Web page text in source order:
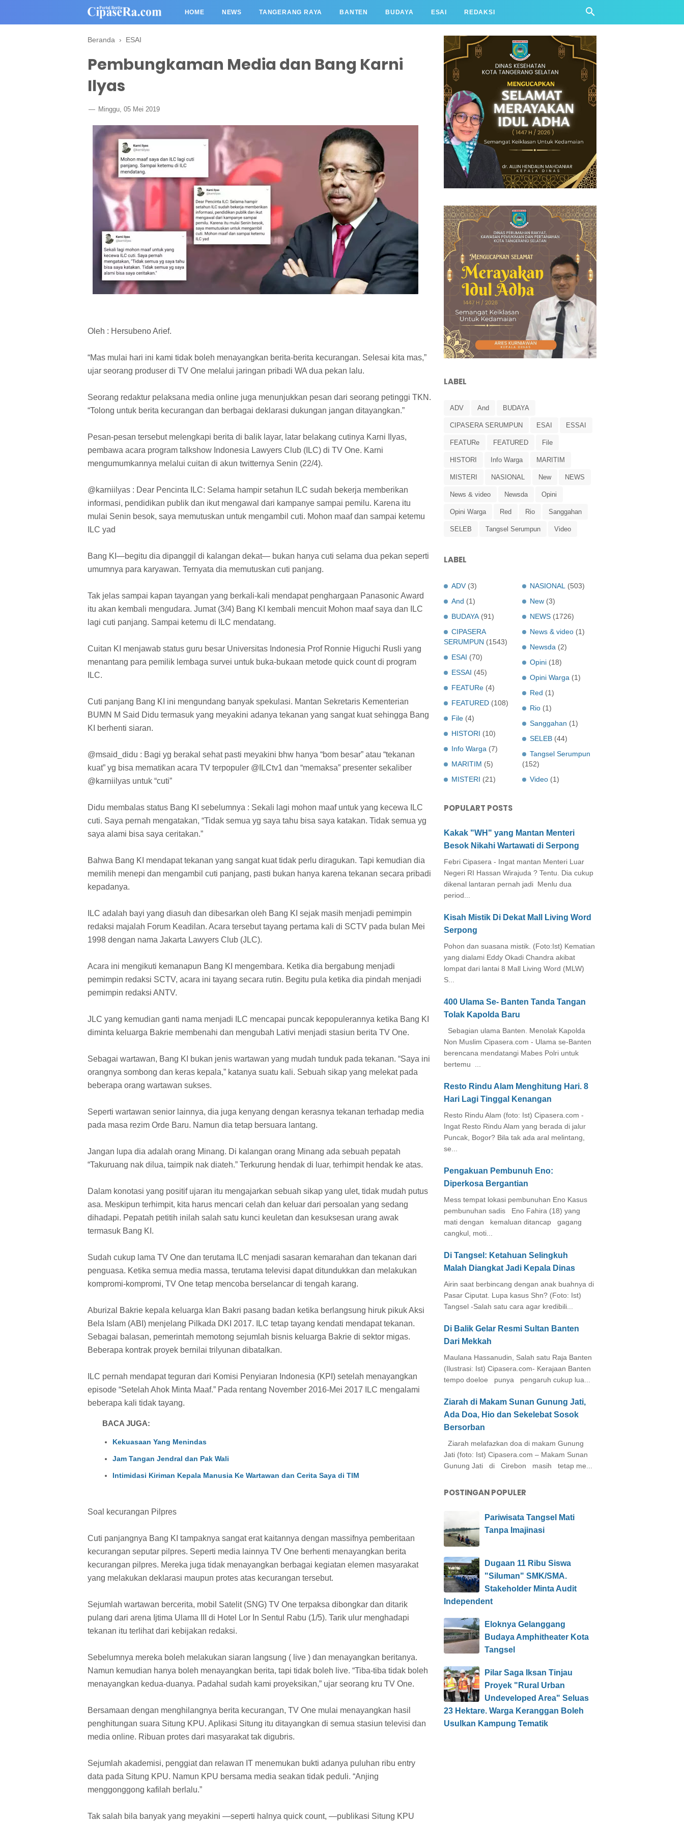
HOME NEWS TANGERANG RAYA BANTEN BUDAYA ESAI REDAKSI
Beranda › ESAI
Pembungkaman Media dan Bang Karni
Ilyas
Minggu, 05 Mei 2019
Oleh : Hersubeno Arief.
“Mas mulai hari ini kami tidak boleh menayangkan berita-berita kecurangan. Selesai kita mas,”
ujar seorang produser di TV One melalui jaringan pribadi WA dua pekan lalu.
Seorang redaktur pelaksana media online juga menunjukkan pesan dari seorang petinggi TKN.
“Tolong untuk berita kecurangan dan berbagai deklarasi dukungan jangan ditayangkan.”
Pesan-pesan tersebut melengkapi berita di balik layar, latar belakang cutinya Karni Ilyas,
pembawa acara program talkshow Indonesia Lawyers Club (ILC) di TV One. Karni
mengumumkannya melalui cuitan di akun twitternya Senin (22/4).
@karniilyas : Dear Pencinta ILC: Selama hampir setahun ILC sudah bekerja memberikan
informasi, pendidikan publik dan ikut mengawal dari kampanye sampai pemilu. Karena itu
mulai Senin besok, saya memutuskan untuk mengambil cuti. Mohon maaf dan sampai ketemu
ILC yad
Bang KI—begitu dia dipanggil di kalangan dekat— bukan hanya cuti selama dua pekan seperti
umumnya para karyawan. Ternyata dia memutuskan cuti panjang.
Tak jelas sampai kapan tayangan yang berkali-kali mendapat penghargaan Panasonic Award
itu akan kembali mengudara. Jumat (3/4) Bang KI kembali mencuit Mohon maaf saya dan ILC
lagi cuti panjang. Sampai ketemu di ILC mendatang.
Cuitan KI menjawab status guru besar Universitas Indonesia Prof Ronnie Higuchi Rusli yang
menantang para pemilik lembaga survei untuk buka-bukaan metode quick count di program
ILC.
Cuti panjang Bang KI ini mengundang banyak spekulasi. Mantan Sekretaris Kementerian
BUMN M Said Didu termasuk yang meyakini adanya tekanan yang sangat kuat sehingga Bang
KI berhenti siaran.
@msaid_didu : Bagi yg berakal sehat pasti meyakini bhw hanya “bom besar” atau “tekanan
kuat” yg bisa mematikan acara TV terpopuler @ILCtv1 dan “memaksa” presenter sekaliber
@karniilyas untuk “cuti”
Didu membalas status Bang KI sebelumnya : Sekali lagi mohon maaf untuk yang kecewa ILC
cuti. Saya pernah mengatakan, “Tidak semua yg saya tahu bisa saya katakan. Tidak semua yg
saya alami bisa saya ceritakan.”
Bahwa Bang KI mendapat tekanan yang sangat kuat tidak perlu diragukan. Tapi kemudian dia
memilih menepi dan mengambil cuti panjang, pasti bukan hanya karena tekanan secara pribadi
kepadanya.
ILC adalah bayi yang diasuh dan dibesarkan oleh Bang KI sejak masih menjadi pemimpin
redaksi majalah Forum Keadilan. Acara tersebut tayang pertama kali di SCTV pada bulan Mei
1998 dengan nama Jakarta Lawyers Club (JLC).
Acara ini mengikuti kemanapun Bang KI mengembara. Ketika dia bergabung menjadi
pemimpin redaksi SCTV, acara ini tayang secara rutin. Begitu pula ketika dia pindah menjadi
pemimpin redaksi ANTV.
JLC yang kemudian ganti nama menjadi ILC mencapai puncak kepopulerannya ketika Bang KI
diminta keluarga Bakrie membenahi dan mengubah Lativi menjadi stasiun berita TV One.
Sebagai wartawan, Bang KI bukan jenis wartawan yang mudah tunduk pada tekanan. “Saya ini
orangnya sombong dan keras kepala,” katanya suatu kali. Sebuah sikap yang melekat pada
beberapa orang wartawan sukses.
Seperti wartawan senior lainnya, dia juga kenyang dengan kerasnya tekanan terhadap media
pada masa rezim Orde Baru. Namun dia tetap bersuara lantang.
Jangan lupa dia adalah orang Minang. Di kalangan orang Minang ada sebuah pepatah
“Takuruang nak dilua, taimpik nak diateh.” Terkurung hendak di luar, terhimpit hendak ke atas.
Dalam konotasi yang positif ujaran itu mengajarkan sebuah sikap yang ulet, tidak mudah putus
asa. Meskipun terhimpit, kita harus mencari celah dan keluar dari persoalan yang sedang
dihadapi. Pepatah petitih inilah salah satu kunci keuletan dan kesuksesan urang awak
termasuk Bang KI.
Sudah cukup lama TV One dan terutama ILC menjadi sasaran kemarahan dan tekanan dari
penguasa. Ketika semua media massa, terutama televisi dapat ditundukkan dan melakukan
kompromi-kompromi, TV One tetap mencoba berselancar di tengah karang.
Aburizal Bakrie kepala keluarga klan Bakri pasang badan ketika berlangsung hiruk pikuk Aksi
Bela Islam (ABI) menjelang Pilkada DKI 2017. ILC tetap tayang kendati mendapat tekanan.
Sebagai balasan, pemerintah memotong sejumlah bisnis keluarga Bakrie di sektor migas.
Beberapa kontrak proyek bernilai trilyunan dibatalkan.
ILC pernah mendapat teguran dari Komisi Penyiaran Indonesia (KPI) setelah menayangkan
episode “Setelah Ahok Minta Maaf.” Pada rentang November 2016-Mei 2017 ILC mengalami
beberapa kali tidak tayang.
BACA JUGA:
Kekuasaan Yang Menindas
Jam Tangan Jendral dan Pak Wali
Intimidasi Kiriman Kepala Manusia Ke Wartawan dan Cerita Saya di TIM
Soal kecurangan Pilpres
Cuti panjangnya Bang KI tampaknya sangat erat kaitannya dengan massifnya pemberitaan
kecurangan seputar pilpres. Seperti media lainnya TV One berhenti menayangkan berita
kecurangan pilpres. Mereka juga tidak menayangkan berbagai kegiatan elemen masyarakat
yang melakukan deklarasi maupun protes atas kecurangan tersebut.
Sejumlah wartawan bercerita, mobil Satelit (SNG) TV One terpaksa dibongkar dan ditarik
pulang dari arena Ijtima Ulama III di Hotel Lor In Sentul Rabu (1/5). Tarik ulur menghadapi
tekanan itu terlihat dari kebijakan redaksi.
Sebelumnya mereka boleh melakukan siaran langsung ( live ) dan menayangkan beritanya.
Namun kemudian hanya boleh menayangkan berita, tapi tidak boleh live. “Tiba-tiba tidak boleh
menayangkan kedua-duanya. Padahal sudah kami proyeksikan,” ujar seorang kru TV One.
Bersamaan dengan menghilangnya berita kecurangan, TV One mulai menayangkan hasil
penghitungan suara Situng KPU. Aplikasi Situng itu ditayangkan di semua stasiun televisi dan
media online. Ribuan protes dari masyarakat tak digubris.
Sejumlah akademisi, penggiat dan relawan IT menemukan bukti adanya puluhan ribu entry
data pada Situng KPU. Namun KPU bersama media seakan tidak peduli. “Anjing
menggonggong kafilah berlalu.”
Tak salah bila banyak yang meyakini —seperti halnya quick count, —publikasi Situng KPU
LABEL
ADV And BUDAYA
CIPASERA SERUMPUN ESAI ESSAI
FEATURe FEATURED File
HISTORI Info Warga MARITIM
MISTERI NASIONAL New NEWS
News & video Newsda Opini
Opini Warga Red Rio Sanggahan
SELEB Tangsel Serumpun Video
LABEL
ADV (3)
And (1)
BUDAYA (91)
CIPASERA
SERUMPUN (1543)
ESAI (70)
ESSAI (45)
FEATURe (4)
FEATURED (108)
File (4)
HISTORI (10)
Info Warga (7)
MARITIM (5)
MISTERI (21)
NASIONAL
(503)
New (3)
NEWS (1726)
News & video (1)
Newsda (2)
Opini (18)
Opini Warga (1)
Red (1)
Rio (1)
Sanggahan (1)
SELEB (44)
Tangsel Serumpun
(152)
Video (1)
POPULART POSTS
Kakak "WH" yang Mantan Menteri
Besok Nikahi Wartawati di Serpong
Febri Cipasera - Ingat mantan Menteri Luar
Negeri RI Hassan Wirajuda ? Tentu. Dia cukup
dikenal lantaran pernah jadi Menlu dua
period...
Kisah Mistik Di Dekat Mall Living Word
Serpong
Pohon dan suasana mistik. (Foto:Ist) Kematian
yang dialami Eddy Okadi Chandra akibat
lompat dari lantai 8 Mall Living Word (MLW)
S...
400 Ulama Se- Banten Tanda Tangan
Tolak Kapolda Baru
Sebagian ulama Banten. Menolak Kapolda
Non Muslim Cipasera.com - Ulama se-Banten
berencana mendatangi Mabes Polri untuk
bertemu ...
Resto Rindu Alam Menghitung Hari. 8
Hari Lagi Tinggal Kenangan
Resto Rindu Alam (foto: Ist) Cipasera.com -
Ingat Resto Rindu Alam yang berada di jalur
Puncak, Bogor? Bila tak ada aral melintang,
se...
Pengakuan Pembunuh Eno:
Diperkosa Bergantian
Mess tempat lokasi pembunuhan Eno Kasus
pembunuhan sadis Eno Fahira (18) yang
mati dengan kemaluan ditancap gagang
cangkul, moti...
Di Tangsel: Ketahuan Selingkuh
Malah Diangkat Jadi Kepala Dinas
Airin saat berbincang dengan anak buahnya di
Pasar Ciputat. Lupa kasus Shn? (Foto: Ist)
Tangsel -Salah satu cara agar kredibili...
Di Balik Gelar Resmi Sultan Banten
Dari Mekkah
Maulana Hassanudin, Salah satu Raja Banten
(Ilustrasi: Ist) Cipasera.com- Kerajaan Banten
tempo doeloe punya pengaruh cukup lua...
Ziarah di Makam Sunan Gunung Jati,
Ada Doa, Hio dan Sekelebat Sosok
Bersorban
Ziarah melafazkan doa di makam Gunung
Jati (foto: Ist) Cipasera.com – Makam Sunan
Gunung Jati di Cirebon masih tetap me...
POSTINGAN POPULER
Pariwisata Tangsel Mati
Tanpa Imajinasi
Dugaan 11 Ribu Siswa
"Siluman" SMK/SMA.
Stakeholder Minta Audit
Independent
Eloknya Gelanggang
Budaya Amphitheater Kota
Tangsel
Pilar Saga Iksan Tinjau
Proyek "Rural Urban
Undeveloped Area" Seluas
23 Hektare. Warga Keranggan Boleh
Usulkan Kampung Tematik